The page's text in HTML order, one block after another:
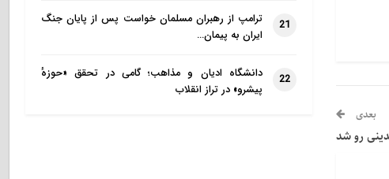
بعدی
رو شد
21
ترامپ از رهبران مسلمان خواست پس از پایان جنگ
ایران به پیمان…
22
دانشگاه ادیان و مذاهب؛ گامی در تحقق «حوزهٔ
پیشرو» در تراز انقلاب